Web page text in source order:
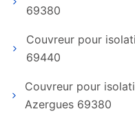
69380
Couvreur pour
69440
Couvreur pour
Azergues 69380